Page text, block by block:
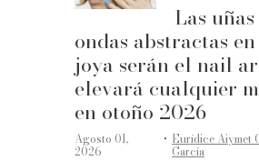
Las
ondas abstractas
joya serán el nail
elevará cualquier
en otoño 2026
Agosto 01,
2026 ·Eurídice Aiymet
García